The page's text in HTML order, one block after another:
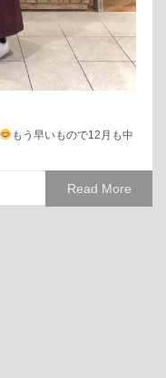
もう早いもので12月も中
Read More